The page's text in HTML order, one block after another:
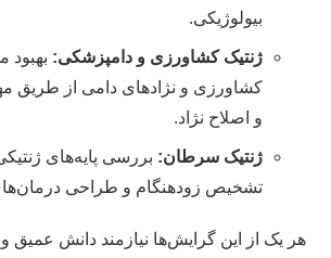
بیولوژیکی.
ژنتیک کشاورزی و دامپزشکی: بهبود
کشاورزی و نژادهای دامی از طریق
و اصلاح نژاد.
ژنتیک سرطان: بررسی پایه‌های
تشخیص زودهنگام و طراحی
هر یک از این گرایش‌ها نیازمند دانش عمیق